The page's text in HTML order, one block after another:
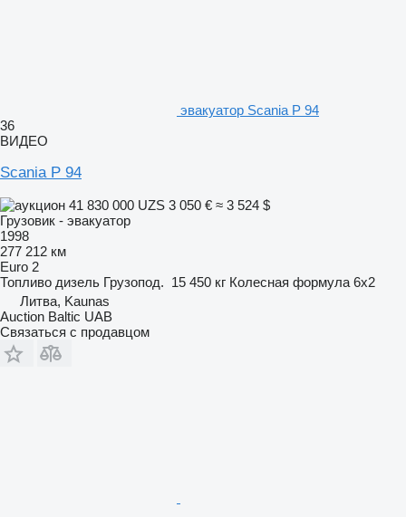
эвакуатор Scania P 94
36
ВИДЕО
Scania P 94
41 830 000 UZS 3 050 € ≈ 3 524 $
Грузовик - эвакуатор
1998
277 212 км
Euro 2
Топливо дизель Грузопод. 15 450 кг Колесная формула 6x2
Литва, Kaunas
Auction Baltic UAB
Связаться с продавцом